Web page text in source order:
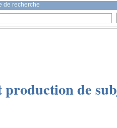
de recherche
production de